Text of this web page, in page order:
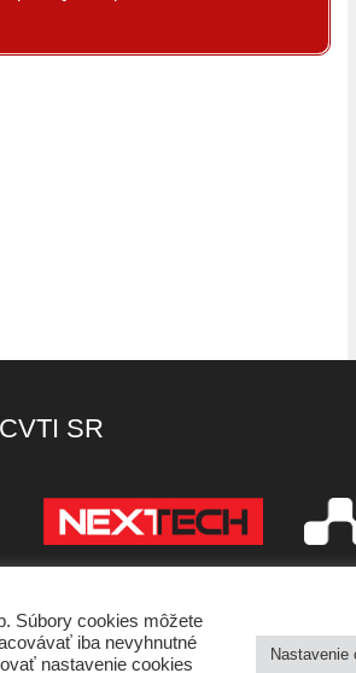
SR
Súbory cookies môžete
iba nevyhnutné
nastavenie cookies
Nastavenie